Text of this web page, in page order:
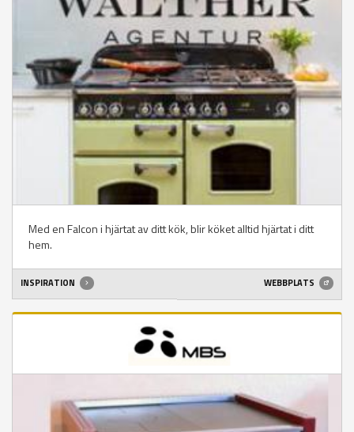
Med en Falcon i hjärtat av ditt kök, blir köket alltid hjärtat i ditt
hem.
INSPIRATION WEBBPLATS